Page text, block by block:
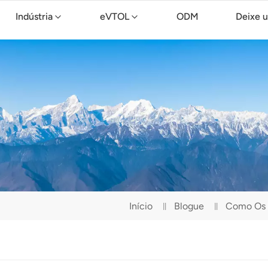
Indústria eVTOL ODM Deixe
Início Blogue Como Os